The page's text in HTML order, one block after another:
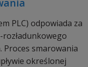
PLC) odpowiada za
Proces smarowania
określonej